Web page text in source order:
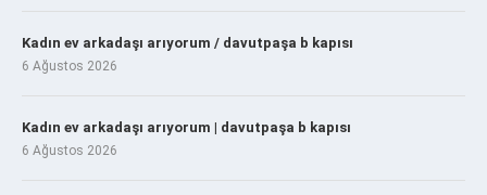
Kadın ev arkadaşı arıyorum / davutpaşa b kapısı
6 Ağustos 2026
Kadın ev arkadaşı arıyorum | davutpaşa b kapısı
6 Ağustos 2026